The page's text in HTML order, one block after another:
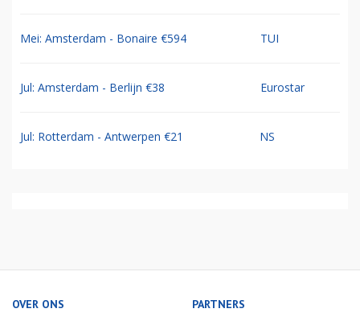
Mei: Amsterdam - Bonaire €594 TUI
Jul: Amsterdam - Berlijn €38 Eurostar
Jul: Rotterdam - Antwerpen €21 NS
OVER ONS PARTNERS